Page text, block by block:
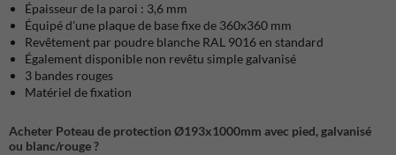
Épaisseur de la paroi : 3,6 mm
Équipé d'une plaque de base fixe de 360x360 mm
Revêtement par poudre blanche RAL 9016 en standard
Également disponible non revêtu simple galvanisé
3 bandes rouges
Matériel de fixation
Acheter Poteau de protection Ø193x1000mm avec pied, galvanisé
ou blanc/rouge ?